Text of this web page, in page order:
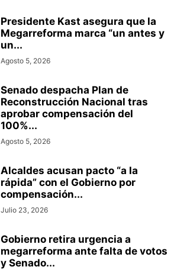
Presidente Kast asegura que la
Megarreforma marca “un antes y
un...
Agosto 5, 2026
Senado despacha Plan de
Reconstrucción Nacional tras
aprobar compensación del
100%...
Agosto 5, 2026
Alcaldes acusan pacto “a la
rápida” con el Gobierno por
compensación...
Julio 23, 2026
Gobierno retira urgencia a
megarreforma ante falta de votos
y Senado...